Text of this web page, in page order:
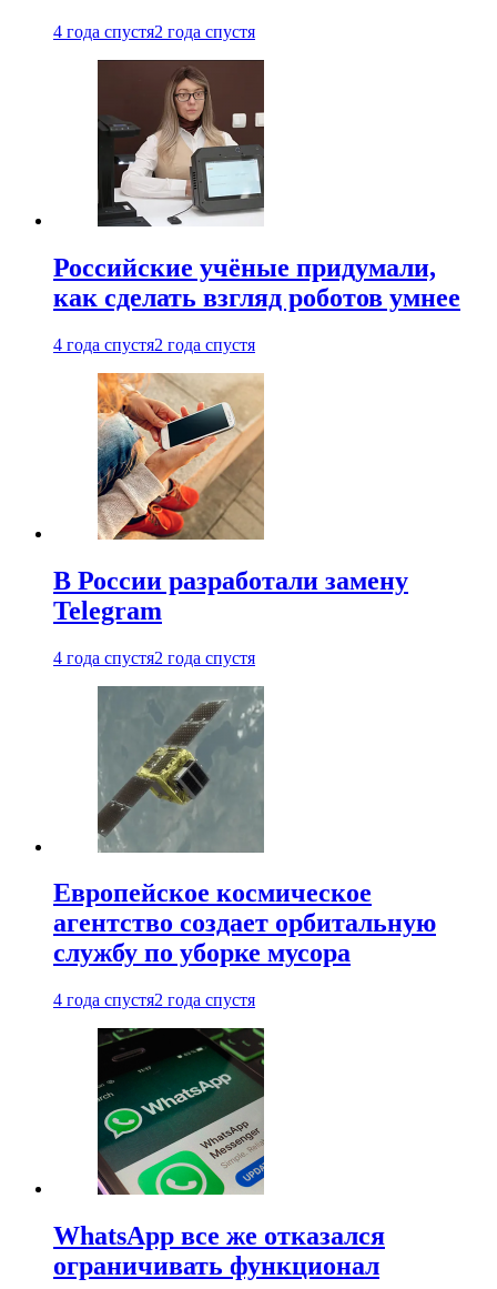
4 года спустя2 года спустя
Российские учёные придумали,
как сделать взгляд роботов умнее
4 года спустя2 года спустя
В России разработали замену
Telegram
4 года спустя2 года спустя
Европейское космическое
агентство создает орбитальную
службу по уборке мусора
4 года спустя2 года спустя
WhatsApp все же отказался
ограничивать функционал